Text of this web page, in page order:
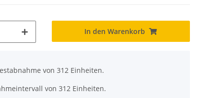
In den Warenkorb
von 312 Einheiten.
von 312 Einheiten.